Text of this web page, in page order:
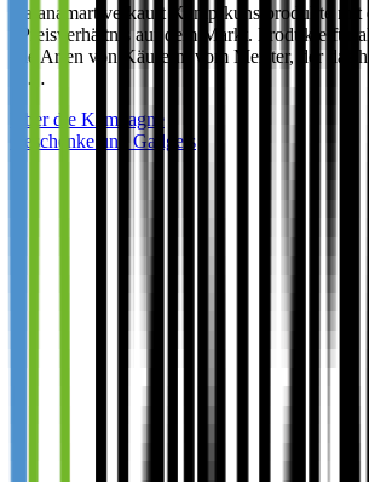
Katanamart verkauft Kampfkunstprodukte mit
/ Preisverhältnis auf dem Markt. Produkte für
alle Arten von Käufern: vom Meister, der das
su…
Über die Kampagne
Geschenke und Gadgets